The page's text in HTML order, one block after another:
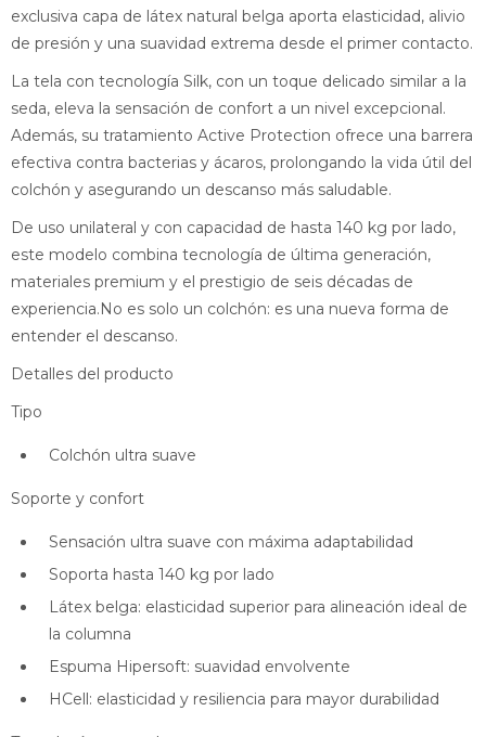
exclusiva capa de látex natural belga aporta elasticidad, alivio
de presión y una suavidad extrema desde el primer contacto.
La tela con tecnología Silk, con un toque delicado similar a la
seda, eleva la sensación de confort a un nivel excepcional.
Además, su tratamiento Active Protection ofrece una barrera
efectiva contra bacterias y ácaros, prolongando la vida útil del
colchón y asegurando un descanso más saludable.
De uso unilateral y con capacidad de hasta 140 kg por lado,
este modelo combina tecnología de última generación,
materiales premium y el prestigio de seis décadas de
experiencia.No es solo un colchón: es una nueva forma de
entender el descanso.
Detalles del producto
Tipo
Colchón ultra suave
Soporte y confort
Sensación ultra suave con máxima adaptabilidad
Soporta hasta 140 kg por lado
Látex belga: elasticidad superior para alineación ideal de
la columna
Espuma Hipersoft: suavidad envolvente
HCell: elasticidad y resiliencia para mayor durabilidad